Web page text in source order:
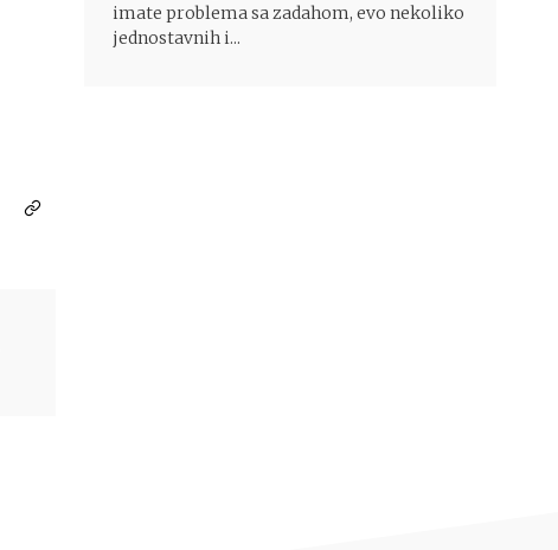
imate problema sa zadahom, evo nekoliko
jednostavnih i...